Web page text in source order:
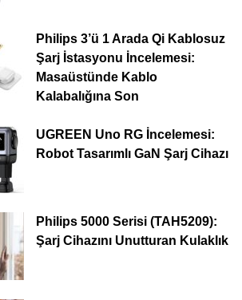
Philips 3’ü 1 Arada Qi Kablosuz
Şarj İstasyonu İncelemesi:
Masaüstünde Kablo
Kalabalığına Son
UGREEN Uno RG İncelemesi:
Robot Tasarımlı GaN Şarj Cihazı
Philips 5000 Serisi (TAH5209):
Şarj Cihazını Unutturan Kulaklık